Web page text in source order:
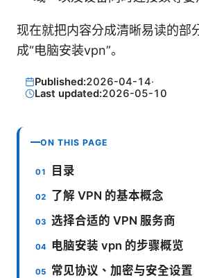
现在就把内容分成清晰易读的部
成“电脑安装vpn”。
Published:2026-04-14·
Last updated:2026-05-10
ON THIS PAGE
目录
了解 VPN 的基本概念
选择合适的 VPN 服务商
电脑安装 vpn 的步骤概览
常见协议、加密与安全设置